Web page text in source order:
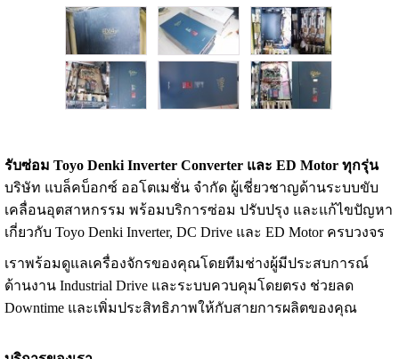
รับซ่อม Toyo Denki Inverter Converter และ ED Motor ทุกรุ่น
บริษัท แบล็คบ็อกซ์ ออโตเมชั่น จำกัด ผู้เชี่ยวชาญด้านระบบขับ
เคลื่อนอุตสาหกรรม พร้อมบริการซ่อม ปรับปรุง และแก้ไขปัญหา
เกี่ยวกับ Toyo Denki Inverter, DC Drive และ ED Motor ครบวงจร
เราพร้อมดูแลเครื่องจักรของคุณโดยทีมช่างผู้มีประสบการณ์
ด้านงาน Industrial Drive และระบบควบคุมโดยตรง ช่วยลด
Downtime และเพิ่มประสิทธิภาพให้กับสายการผลิตของคุณ